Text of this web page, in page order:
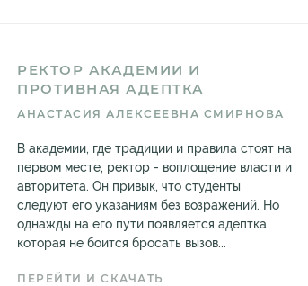
РЕКТОР АКАДЕМИИ И
ПРОТИВНАЯ АДЕПТКА
АНАСТАСИЯ АЛЕКСЕЕВНА СМИРНОВА
В академии, где традиции и правила стоят на
первом месте, ректор - воплощение власти и
авторитета. Он привык, что студенты
следуют его указаниям без возражений. Но
однажды на его пути появляется адептка,
которая не боится бросать вызов...
ПЕРЕЙТИ И СКАЧАТЬ